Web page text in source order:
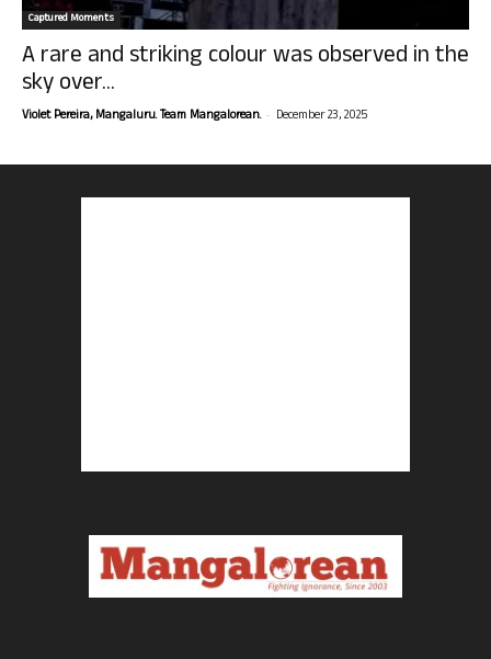
Captured Moments
A rare and striking colour was observed in the
sky over...
Violet Pereira, Mangaluru. Team Mangalorean. - December 23, 2025